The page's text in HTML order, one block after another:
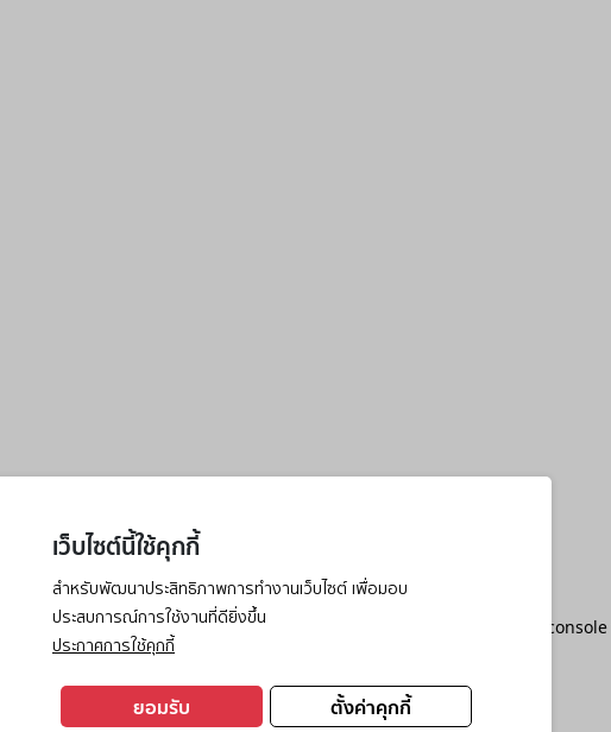
เว็บไซต์นี้ใช้คุกกี้
สำหรับพัฒนาประสิทธิภาพการทำงานเว็บไซต์ เพื่อมอบ
ประสบการณ์การใช้งานที่ดียิ่งขึ้น
ประกาศการใช้คุกกี้
ตั้งค่าคุกกี้
ยอมรับ
has occurred while loading browser console